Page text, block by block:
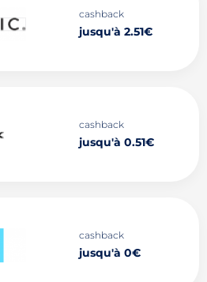
cashback
jusqu'à 2.51€
cashback
jusqu'à 0.51€
cashback
jusqu'à 0€